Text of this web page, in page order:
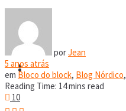
RPG
RPG
Covil Digital
porJean
5 anos atrás
em Bloco do block, Blog Nórdico,
Reading Time: 14 mins read
10